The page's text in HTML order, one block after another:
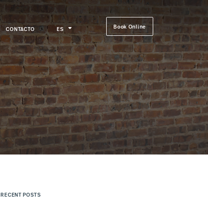
CONTACTO ES Book Online
RECENT POSTS